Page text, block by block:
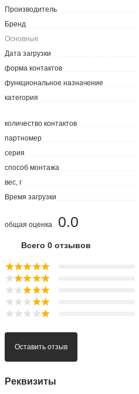
Производитель
Бренд
Основные
Дата загрузки
форма контактов
функциональное назначение
категория
количество контактов
партномер
серия
способ монтажа
вес, г
Время загрузки
0.0
общая оценка
Всего 0 отзывов
Оставить отзыв
Реквизиты